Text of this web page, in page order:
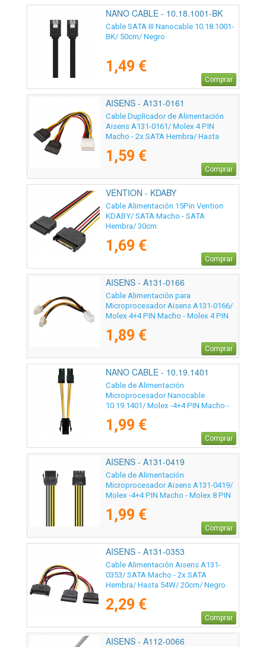
NANO CABLE - 10.18.1001-BK
Cable SATA III Nanocable 10.18.1001-
BK/ 50cm/ Negro
1,49 €
Comprar
AISENS - A131-0161
Cable Duplicador de Alimentación
Aisens A131-0161/ Molex 4 PIN
Macho - 2x SATA Hembra/ Hasta
1,59 €
Comprar
VENTION - KDABY
Cable Alimentación 15Pin Vention
KDABY/ SATA Macho - SATA
Hembra/ 30cm
1,69 €
Comprar
AISENS - A131-0166
Cable Alimentación para
Microprocesador Aisens A131-0166/
Molex 4+4 PIN Macho - Molex 4 PIN
1,89 €
Comprar
NANO CABLE - 10.19.1401
Cable de Alimentación
Microprocesador Nanocable
10.19.1401/ Molex -4+4 PIN Macho -
1,99 €
Comprar
AISENS - A131-0419
Cable de Alimentación
Microprocesador Aisens A131-0419/
Molex -4+4 PIN Macho - Molex 8 PIN
1,99 €
Comprar
AISENS - A131-0353
Cable Alimentación Aisens A131-
0353/ SATA Macho - 2x SATA
Hembra/ Hasta 54W/ 20cm/ Negro
2,29 €
Comprar
AISENS - A112-0066